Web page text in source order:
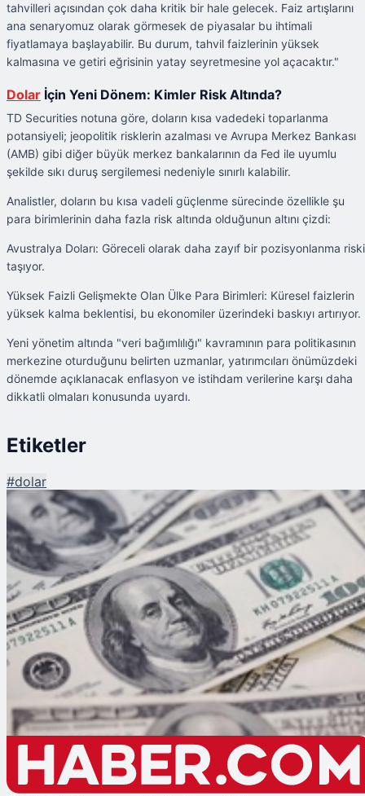
tahvilleri açısından çok daha kritik bir hale gelecek. Faiz artışlarını
ana senaryomuz olarak görmesek de piyasalar bu ihtimali
fiyatlamaya başlayabilir. Bu durum, tahvil faizlerinin yüksek
kalmasına ve getiri eğrisinin yatay seyretmesine yol açacaktır."
Dolar İçin Yeni Dönem: Kimler Risk Altında?
TD Securities notuna göre, doların kısa vadedeki toparlanma
potansiyeli; jeopolitik risklerin azalması ve Avrupa Merkez Bankası
(AMB) gibi diğer büyük merkez bankalarının da Fed ile uyumlu
şekilde sıkı duruş sergilemesi nedeniyle sınırlı kalabilir.
Analistler, doların bu kısa vadeli güçlenme sürecinde özellikle şu
para birimlerinin daha fazla risk altında olduğunun altını çizdi:
Avustralya Doları: Göreceli olarak daha zayıf bir pozisyonlanma riski
taşıyor.
Yüksek Faizli Gelişmekte Olan Ülke Para Birimleri: Küresel faizlerin
yüksek kalma beklentisi, bu ekonomiler üzerindeki baskıyı artırıyor.
Yeni yönetim altında "veri bağımlılığı" kavramının para politikasının
merkezine oturduğunu belirten uzmanlar, yatırımcıları önümüzdeki
dönemde açıklanacak enflasyon ve istihdam verilerine karşı daha
dikkatli olmaları konusunda uyardı.
Etiketler
#dolar
Şu An Okunan
Dolar İçin Yeni Dönem: Kimler Risk Altında?
Piyasalar
DOLAR
----—%